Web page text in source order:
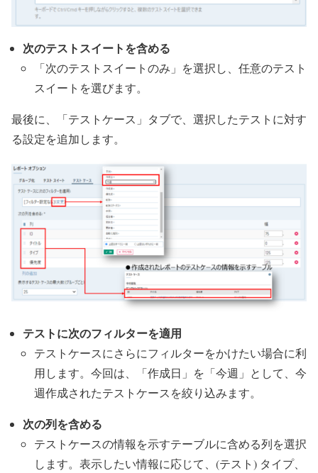
次のテストスイートを含める
「次のテストスイートのみ」を選択し、任意のテスト
スイートを選びます。
最後に、「テストケース」タブで、選択したテストに対す
る設定を追加します。
テストに次のフィルターを適用
テストケースにさらにフィルターをかけたい場合に利
用します。今回は、「作成日」を「今週」として、今
週作成されたテストケースを絞り込みます。
次の列を含める
テストケースの情報を示すテーブルに含める列を選択
します。表示したい情報に応じて、(テスト) タイプ、